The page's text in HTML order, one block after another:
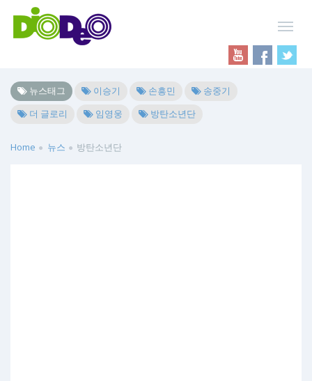
뉴스태그 이승기 손흥민
송중기
더 글로리
임영웅 방탄소년단
Home 뉴스 방탄소년단